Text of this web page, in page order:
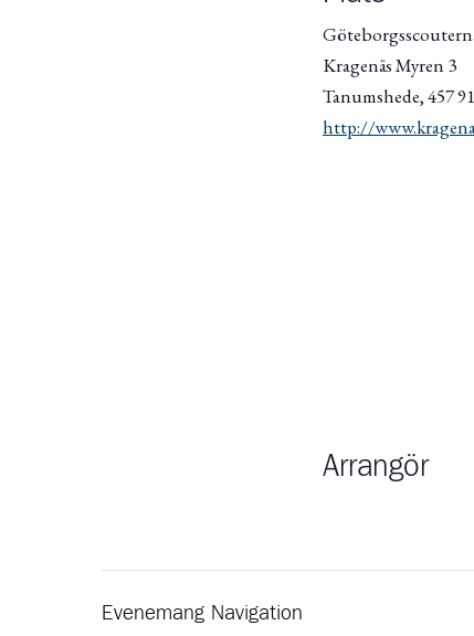
Kragenäs Myren 3
Tanumshede,457 91
http://
Arrangör
Evenemang Navigation